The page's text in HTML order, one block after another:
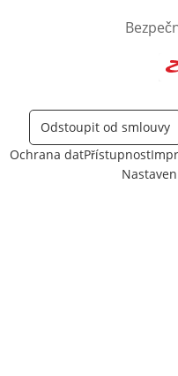
Odstoupit od smlouvy
Ochrana datPřístupnost